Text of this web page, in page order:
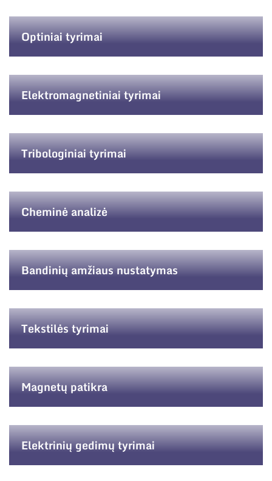
Optiniai tyrimai
Elektromagnetiniai tyrimai
Tribologiniai tyrimai
Cheminė analizė
Bandinių amžiaus nustatymas
Tekstilės tyrimai
Magnetų patikra
Elektrinių gedimų tyrimai